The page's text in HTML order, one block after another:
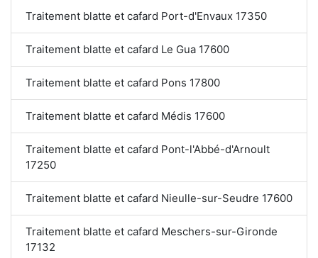
Traitement blatte et cafard Port-d'Envaux 17350
Traitement blatte et cafard Le Gua 17600
Traitement blatte et cafard Pons 17800
Traitement blatte et cafard Médis 17600
Traitement blatte et cafard Pont-l'Abbé-d'Arnoult
17250
Traitement blatte et cafard Nieulle-sur-Seudre 17600
Traitement blatte et cafard Meschers-sur-Gironde
17132